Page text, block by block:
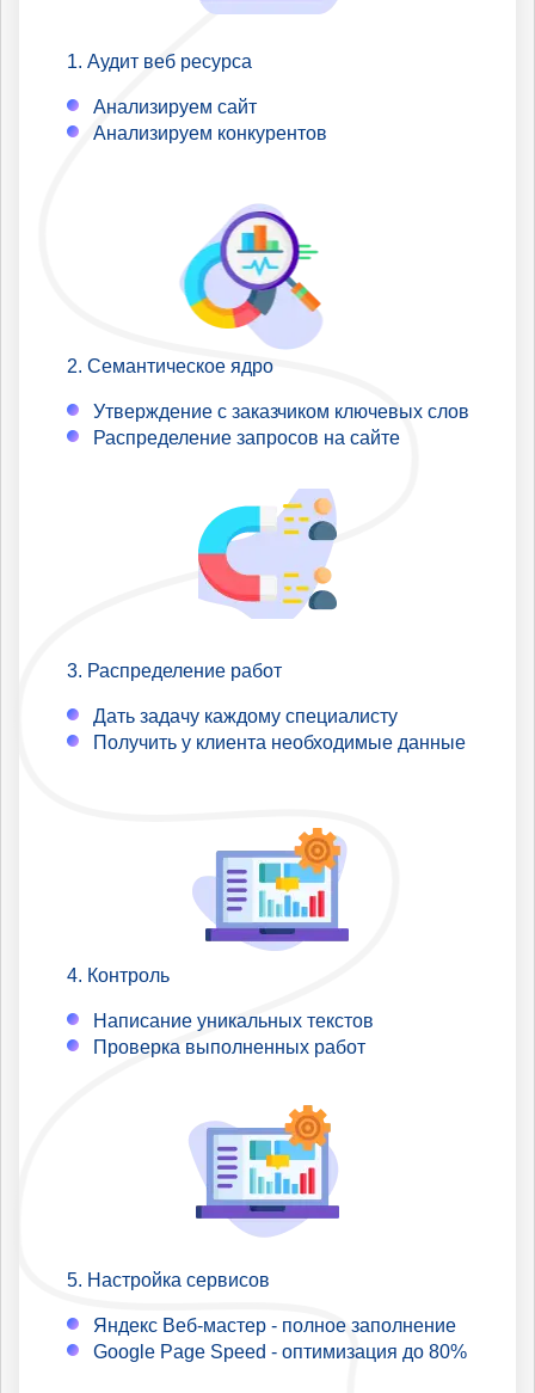
Аудит веб ресурса
Анализируем сайт
Анализируем конкурентов
Семантическое ядро
Утверждение с заказчиком ключевых слов
Распределение запросов на сайте
Распределение работ
Дать задачу каждому специалисту
Получить у клиента необходимые данные
Контроль
Написание уникальных текстов
Проверка выполненных работ
Настройка сервисов
Яндекс Веб-мастер - полное заполнение
Google Page Speed - оптимизация до 80%